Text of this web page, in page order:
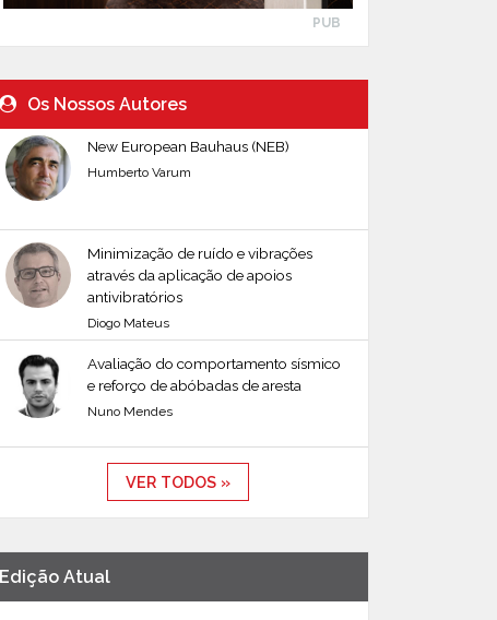
PUB
Os Nossos Autores
New European Bauhaus (NEB)
Humberto Varum
Minimização de ruído e vibrações
através da aplicação de apoios
antivibratórios
Diogo Mateus
Avaliação do comportamento sísmico
e reforço de abóbadas de aresta
Nuno Mendes
VER TODOS »
Edição Atual